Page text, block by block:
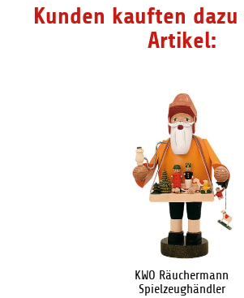
Kunden kauften
Artikel:
KWO Räuchermann
Spielzeughändler